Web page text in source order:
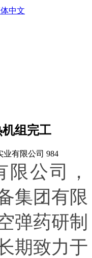
中文
组完工
业有限公司 984
公司，
集团有限
弹药研制
期致力于